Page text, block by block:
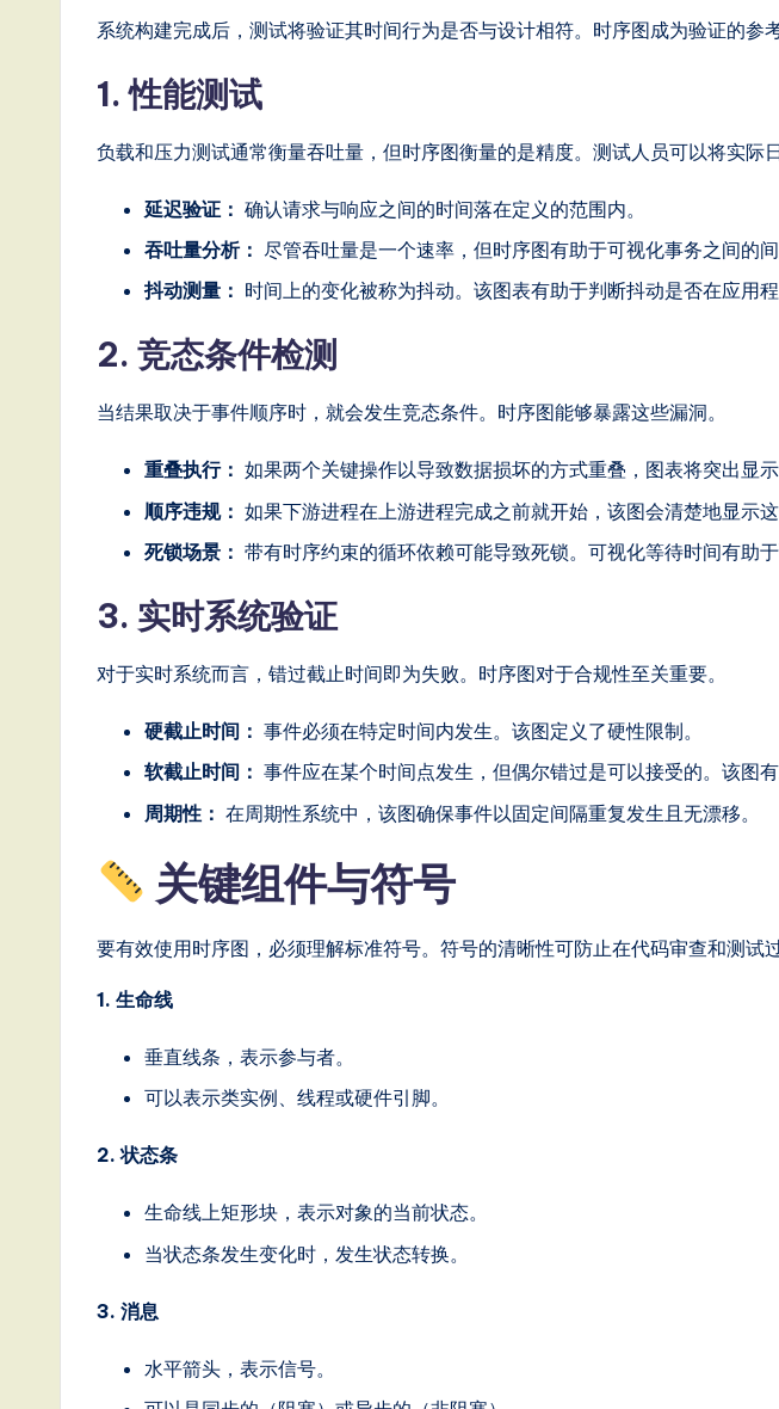
In系统构建完成后，测试将验证其时间行为是否与设计相符。时序图成为验证的参考
1. 性能测试
负载和压力测试通常衡量吞吐量，但时序图衡量的是精度。测试人员可以将实际
延迟验证： 确认请求与响应之间的时间落在定义的范围内。
吞吐量分析： 尽管吞吐量是一个速率，但时序图有助于可视化事务之间的间
抖动测量： 时间上的变化被称为抖动。该图表有助于判断抖动是否在应用程
2. 竞态条件检测
当结果取决于事件顺序时，就会发生竞态条件。时序图能够暴露这些漏洞。
重叠执行： 如果两个关键操作以导致数据损坏的方式重叠，图表将突出显示
顺序违规： 如果下游进程在上游进程完成之前就开始，该图会清楚地显示这
死锁场景： 带有时序约束的循环依赖可能导致死锁。可视化等待时间有助于
3. 实时系统验证
对于实时系统而言，错过截止时间即为失败。时序图对于合规性至关重要。
硬截止时间： 事件必须在特定时间内发生。该图定义了硬性限制。
软截止时间： 事件应在某个时间点发生，但偶尔错过是可以接受的。该图有
周期性： 在周期性系统中，该图确保事件以固定间隔重复发生且无漂移。
关键组件与符号
要有效使用时序图，必须理解标准符号。符号的清晰性可防止在代码审查和测试
1. 生命线
垂直线条，表示参与者。
可以表示类实例、线程或硬件引脚。
2. 状态条
生命线上矩形块，表示对象的当前状态。
当状态条发生变化时，发生状态转换。
3. 消息
水平箭头，表示信号。